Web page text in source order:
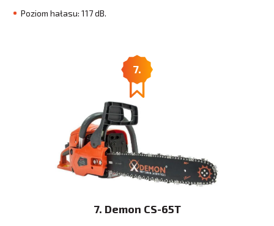
Poziom hałasu: 117 dB.
7.
7. Demon CS-65T